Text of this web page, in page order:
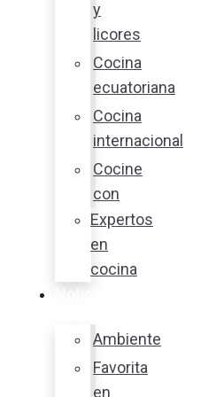
y
licores
Cocina
ecuatoriana
Cocina
internacional
Cocine
con
Expertos
en
cocina
Ambiente
Favorita
en